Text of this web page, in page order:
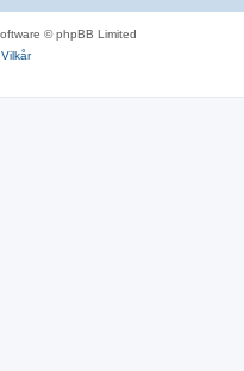
© phpBB Limited
Vilkår